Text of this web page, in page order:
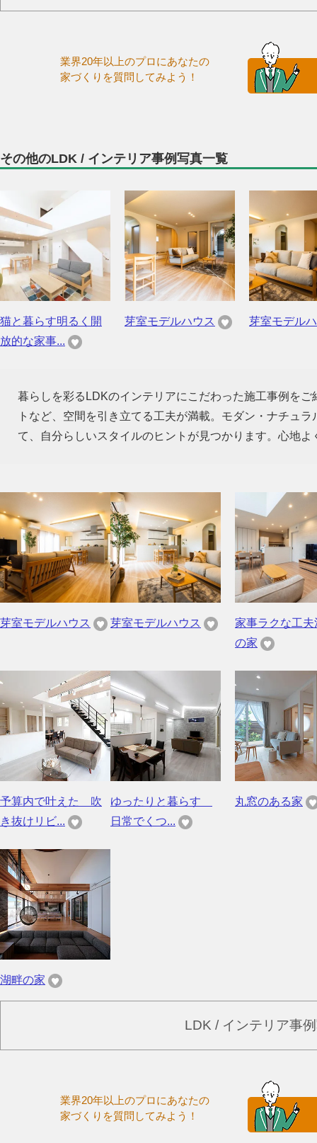
業界20年以上のプロにあなたの
家づくりを質問してみよう！
その他のLDK / インテリア事例写真一覧
猫と暮らす明るく開
放的な家事...
芽室モデルハウス 芽室モデル
暮らしを彩るLDKのインテリアにこだわった施工事例を
トなど、空間を引き立てる工夫が満載。モダン・ナチュ
て、自分らしいスタイルのヒントが見つかります。心地
芽室モデルハウス 芽室モデルハウス
家事ラクな工夫
の家
予算内で叶えた 吹
き抜けリビ...
ゆったりと暮らす
日常でくつ...
丸窓のある家
湖畔の家
LDK / インテリア事
業界20年以上のプロにあなたの
家づくりを質問してみよう！